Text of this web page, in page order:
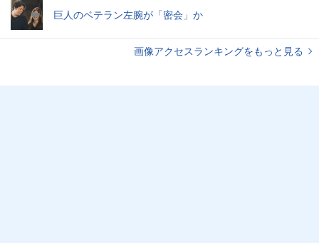
巨人のベテラン左腕が「密会」か
画像アクセスランキングをもっと見る